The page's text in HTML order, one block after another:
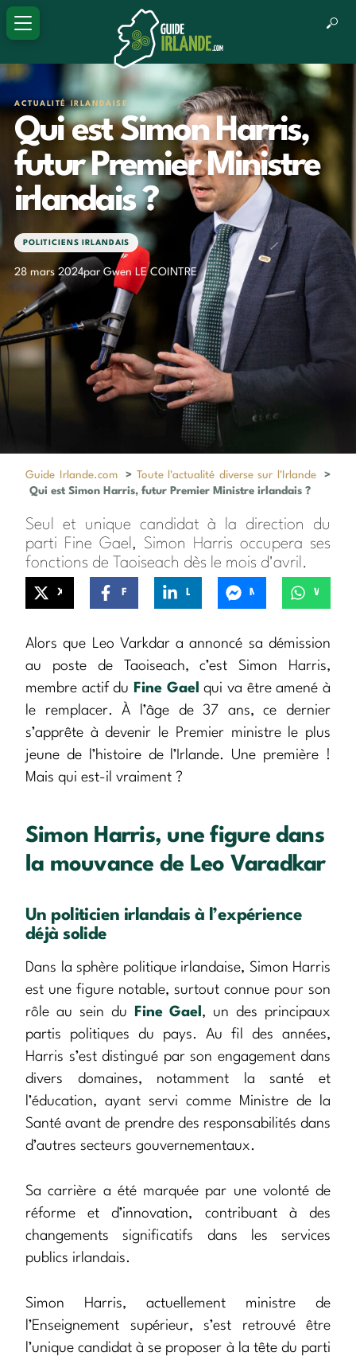
ACTUALITÉ IRLANDAISE
Qui est Simon Harris,
futur Premier Ministre
irlandais ?
POLITICIENS IRLANDAIS
28 mars 2024par Gwen LE COINTRE
Guide Irlande.com > Toute l'actualité diverse sur l'Irlande
>
Qui est Simon Harris, futur Premier Ministre irlandais ?
Seul et unique candidat à la direction du
parti Fine Gael, Simon Harris occupera ses
fonctions de Taoiseach dès le mois d'avril.
Alors que Leo Varkdar a annoncé sa démission
au poste de Taoiseach, c’est Simon Harris,
membre actif du
Fine Gael qui va être amené à
le remplacer. À l’âge de 37 ans, ce dernier
s’apprête à devenir le Premier ministre le plus
jeune de l’histoire de l’Irlande. Une première !
Mais qui est-il vraiment ?
Simon Harris, une figure dans
la mouvance de Leo Varadkar
Un politicien irlandais à l’expérience
déjà solide
Dans la sphère politique irlandaise, Simon Harris
est une figure notable, surtout connue pour son
rôle au sein du
Fine Gael , un des principaux
partis politiques du pays. Au fil des années,
Harris s’est distingué par son engagement dans
divers domaines, notamment la santé et
l’éducation, ayant servi comme Ministre de la
Santé avant de prendre des responsabilités dans
d’autres secteurs gouvernementaux.
Sa carrière a été marquée par une volonté de
réforme et d’innovation, contribuant à des
changements significatifs dans les services
publics irlandais.
Simon Harris, actuellement ministre de
l’Enseignement supérieur, s’est retrouvé être
l’unique candidat à se proposer à la tête du parti